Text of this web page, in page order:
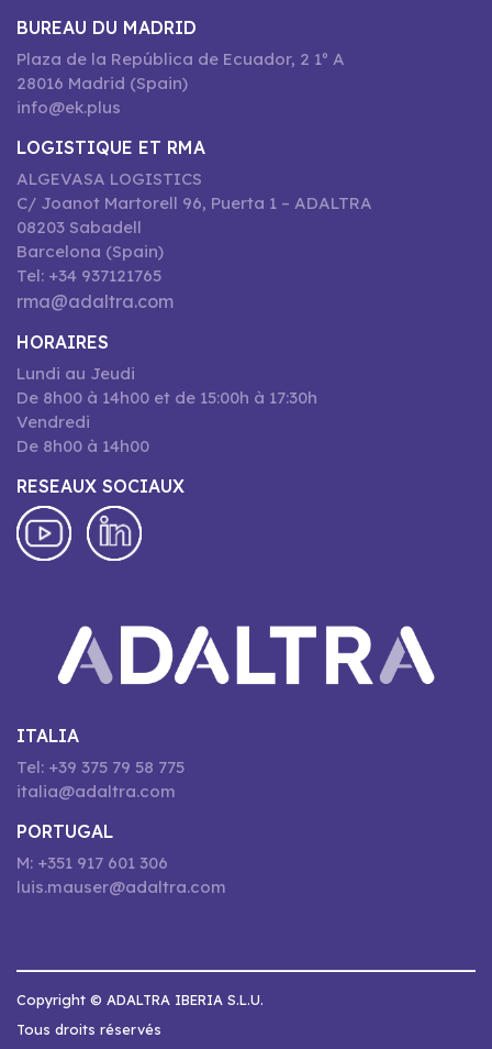
BUREAU DU MADRID
Plaza de la República de Ecuador, 2 1º A
28016 Madrid (Spain)
info@ek.plus
LOGISTIQUE ET RMA
ALGEVASA LOGISTICS
C/ Joanot Martorell 96, Puerta 1 – ADALTRA
08203 Sabadell
Barcelona (Spain)
Tel: +34 937121765
rma@adaltra.com
HORAIRES
Lundi au Jeudi
De 8h00 à 14h00 et de 15:00h à 17:30h
Vendredi
De 8h00 à 14h00
RESEAUX SOCIAUX
ITALIA
Tel: +39 375 79 58 775
italia@adaltra.com
PORTUGAL
M: +351 917 601 306
luis.mauser@adaltra.com
Copyright © ADALTRA IBERIA S.L.U.
Tous droits réservés